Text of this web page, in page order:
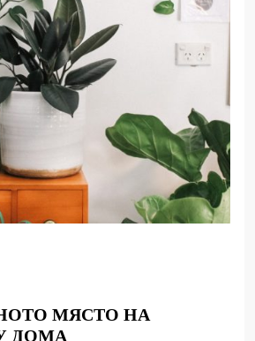
МЯСТО НА
ДОМА